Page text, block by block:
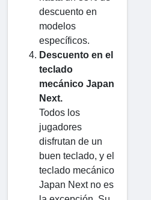
descuento en
modelos
específicos.
Descuento en el
teclado
mecánico Japan
Next.
Todos los
jugadores
disfrutan de un
buen teclado, y el
teclado mecánico
Japan Next no es